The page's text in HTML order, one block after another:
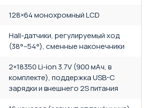
128×64 монохромный LCD
Hall-датчики, регулируемый ход
(38°–54°), сменные наконечники
2×18350 Li-ion 3.7V (900 мАч, в
комплекте), поддержка USB-C
зарядки и внешнего 2S питания